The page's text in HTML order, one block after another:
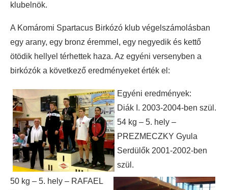
klubelnök.
A Komáromi Spartacus Birkózó klub végelszámolásban
egy arany, egy bronz éremmel, egy negyedik és kettő
ötödik hellyel térhettek haza. Az egyéni versenyben a
birkózók a következő eredményeket érték el:
Egyéni eredmények:
Diák I. 2003-2004-ben szül.
54 kg – 5. hely –
PREZMECZKY Gyula
Serdülők 2001-2002-ben
szül.
50 kg – 5. hely – RAFAEL